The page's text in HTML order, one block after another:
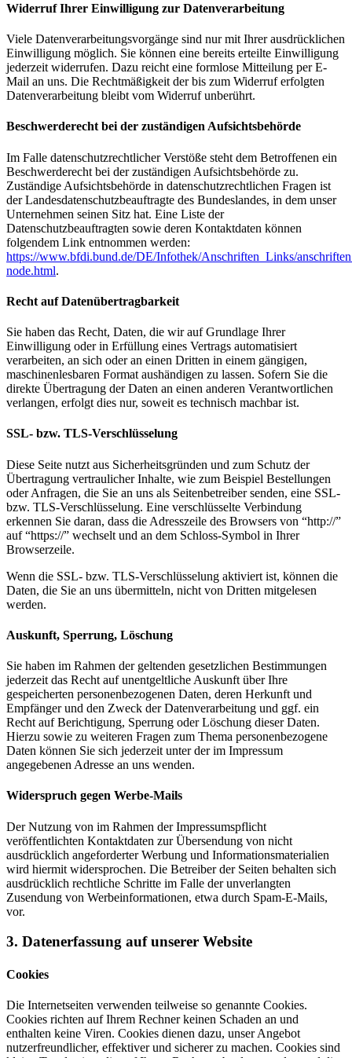
Widerruf Ihrer Einwilligung zur Datenverarbeitung
Viele Datenverarbeitungsvorgänge sind nur mit Ihrer ausdrücklichen
Einwilligung möglich. Sie können eine bereits erteilte Einwilligung
jederzeit widerrufen. Dazu reicht eine formlose Mitteilung per E-
Mail an uns. Die Rechtmäßigkeit der bis zum Widerruf erfolgten
Datenverarbeitung bleibt vom Widerruf unberührt.
Beschwerderecht bei der zuständigen Aufsichtsbehörde
Im Falle datenschutzrechtlicher Verstöße steht dem Betroffenen ein
Beschwerderecht bei der zuständigen Aufsichtsbehörde zu.
Zuständige Aufsichtsbehörde in datenschutzrechtlichen Fragen ist
der Landesdatenschutzbeauftragte des Bundeslandes, in dem unser
Unternehmen seinen Sitz hat. Eine Liste der
Datenschutzbeauftragten sowie deren Kontaktdaten können
folgendem Link entnommen werden:
https://www.bfdi.bund.de/DE/Infothek/Anschriften_Links/
node.html.
Recht auf Datenübertragbarkeit
Sie haben das Recht, Daten, die wir auf Grundlage Ihrer
Einwilligung oder in Erfüllung eines Vertrags automatisiert
verarbeiten, an sich oder an einen Dritten in einem gängigen,
maschinenlesbaren Format aushändigen zu lassen. Sofern Sie die
direkte Übertragung der Daten an einen anderen Verantwortlichen
verlangen, erfolgt dies nur, soweit es technisch machbar ist.
SSL- bzw. TLS-Verschlüsselung
Diese Seite nutzt aus Sicherheitsgründen und zum Schutz der
Übertragung vertraulicher Inhalte, wie zum Beispiel Bestellungen
oder Anfragen, die Sie an uns als Seitenbetreiber senden, eine SSL-
bzw. TLS-Verschlüsselung. Eine verschlüsselte Verbindung
erkennen Sie daran, dass die Adresszeile des Browsers von “http://”
auf “https://” wechselt und an dem Schloss-Symbol in Ihrer
Browserzeile.
Wenn die SSL- bzw. TLS-Verschlüsselung aktiviert ist, können die
Daten, die Sie an uns übermitteln, nicht von Dritten mitgelesen
werden.
Auskunft, Sperrung, Löschung
Sie haben im Rahmen der geltenden gesetzlichen Bestimmungen
jederzeit das Recht auf unentgeltliche Auskunft über Ihre
gespeicherten personenbezogenen Daten, deren Herkunft und
Empfänger und den Zweck der Datenverarbeitung und ggf. ein
Recht auf Berichtigung, Sperrung oder Löschung dieser Daten.
Hierzu sowie zu weiteren Fragen zum Thema personenbezogene
Daten können Sie sich jederzeit unter der im Impressum
angegebenen Adresse an uns wenden.
Widerspruch gegen Werbe-Mails
Der Nutzung von im Rahmen der Impressumspflicht
veröffentlichten Kontaktdaten zur Übersendung von nicht
ausdrücklich angeforderter Werbung und Informationsmaterialien
wird hiermit widersprochen. Die Betreiber der Seiten behalten sich
ausdrücklich rechtliche Schritte im Falle der unverlangten
Zusendung von Werbeinformationen, etwa durch Spam-E-Mails,
vor.
3. Datenerfassung auf unserer Website
Cookies
Die Internetseiten verwenden teilweise so genannte Cookies.
Cookies richten auf Ihrem Rechner keinen Schaden an und
enthalten keine Viren. Cookies dienen dazu, unser Angebot
nutzerfreundlicher, effektiver und sicherer zu machen. Cookies sind